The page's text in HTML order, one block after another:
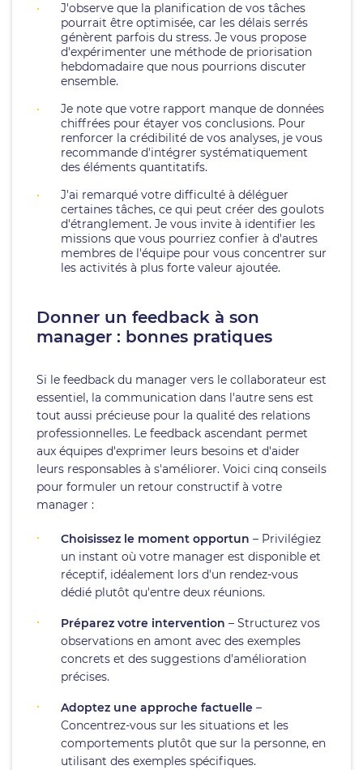
J'observe que la planification de vos tâches
pourrait être optimisée, car les délais serrés
génèrent parfois du stress. Je vous propose
d'expérimenter une méthode de priorisation
hebdomadaire que nous pourrions discuter
ensemble.
Je note que votre rapport manque de données
chiffrées pour étayer vos conclusions. Pour
renforcer la crédibilité de vos analyses, je vous
recommande d'intégrer systématiquement
des éléments quantitatifs.
J'ai remarqué votre difficulté à déléguer
certaines tâches, ce qui peut créer des goulots
d'étranglement. Je vous invite à identifier les
missions que vous pourriez confier à d'autres
membres de l'équipe pour vous concentrer sur
les activités à plus forte valeur ajoutée.
Donner un feedback à son
manager : bonnes pratiques
Si le feedback du manager vers le collaborateur est
essentiel, la communication dans l'autre sens est
tout aussi précieuse pour la qualité des relations
professionnelles. Le feedback ascendant permet
aux équipes d'exprimer leurs besoins et d'aider
leurs responsables à s'améliorer. Voici cinq conseils
pour formuler un retour constructif à votre
manager :
Choisissez le moment opportun – Privilégiez
un instant où votre manager est disponible et
réceptif, idéalement lors d'un rendez-vous
dédié plutôt qu'entre deux réunions.
Préparez votre intervention – Structurez vos
observations en amont avec des exemples
concrets et des suggestions d'amélioration
précises.
Adoptez une approche factuelle –
Concentrez-vous sur les situations et les
comportements plutôt que sur la personne, en
utilisant des exemples spécifiques.